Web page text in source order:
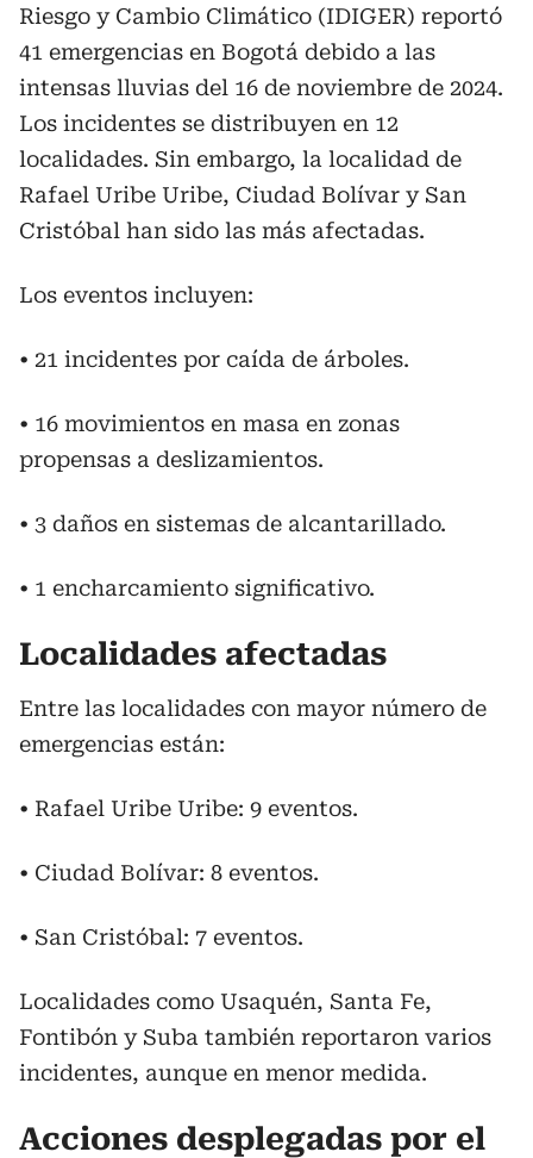
Riesgo y Cambio Climático (IDIGER) reportó
41 emergencias en Bogotá debido a las
intensas lluvias del 16 de noviembre de 2024.
Los incidentes se distribuyen en 12
localidades. Sin embargo, la localidad de
Rafael Uribe Uribe, Ciudad Bolívar y San
Cristóbal han sido las más afectadas.
Los eventos incluyen:
• 21 incidentes por caída de árboles.
• 16 movimientos en masa en zonas
propensas a deslizamientos.
• 3 daños en sistemas de alcantarillado.
• 1 encharcamiento significativo.
Localidades afectadas
Entre las localidades con mayor número de
emergencias están:
• Rafael Uribe Uribe: 9 eventos.
• Ciudad Bolívar: 8 eventos.
• San Cristóbal: 7 eventos.
Localidades como Usaquén, Santa Fe,
Fontibón y Suba también reportaron varios
incidentes, aunque en menor medida.
Acciones desplegadas por el